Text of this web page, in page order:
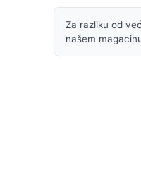
Za razliku od
našem